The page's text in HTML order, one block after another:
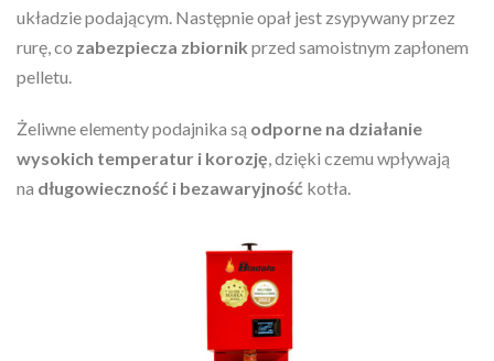
układzie podającym. Następnie opał jest zsypywany przez
rurę, co zabezpiecza zbiornik przed samoistnym zapłonem
pelletu.
Żeliwne elementy podajnika są odporne na działanie
wysokich temperatur i korozję, dzięki czemu wpływają
na długowieczność i bezawaryjność kotła.